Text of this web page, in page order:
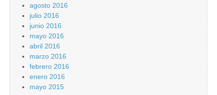
agosto 2016
julio 2016
junio 2016
mayo 2016
abril 2016
marzo 2016
febrero 2016
enero 2016
mayo 2015